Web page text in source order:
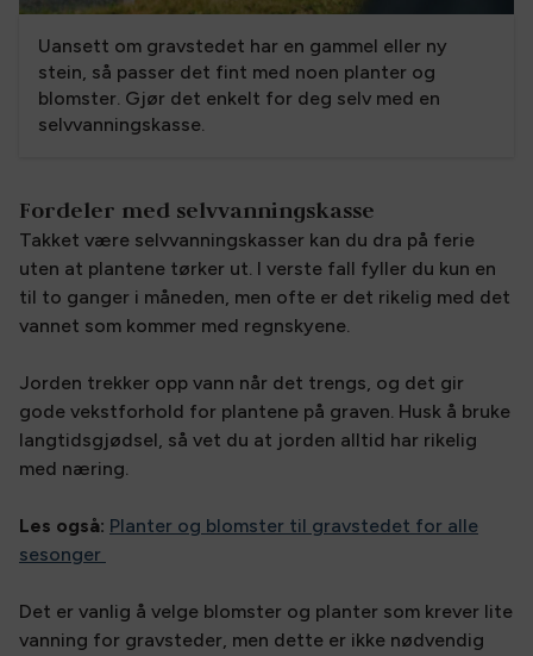
Uansett om gravstedet har en gammel eller ny
stein, så passer det fint med noen planter og
blomster. Gjør det enkelt for deg selv med en
selvvanningskasse.
Fordeler med selvvanningskasse
Takket være selvvanningskasser kan du dra på ferie
uten at plantene tørker ut. I verste fall fyller du kun en
til to ganger i måneden, men ofte er det rikelig med det
vannet som kommer med regnskyene.
Jorden trekker opp vann når det trengs, og det gir
gode vekstforhold for plantene på graven. Husk å bruke
langtidsgjødsel, så vet du at jorden alltid har rikelig
med næring.
Les også: Planter og blomster til gravstedet for alle
sesonger
Det er vanlig å velge blomster og planter som krever lite
vanning for gravsteder, men dette er ikke nødvendig